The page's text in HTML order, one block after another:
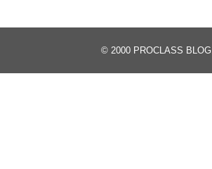
© 2000 PROCLASS BLOG.